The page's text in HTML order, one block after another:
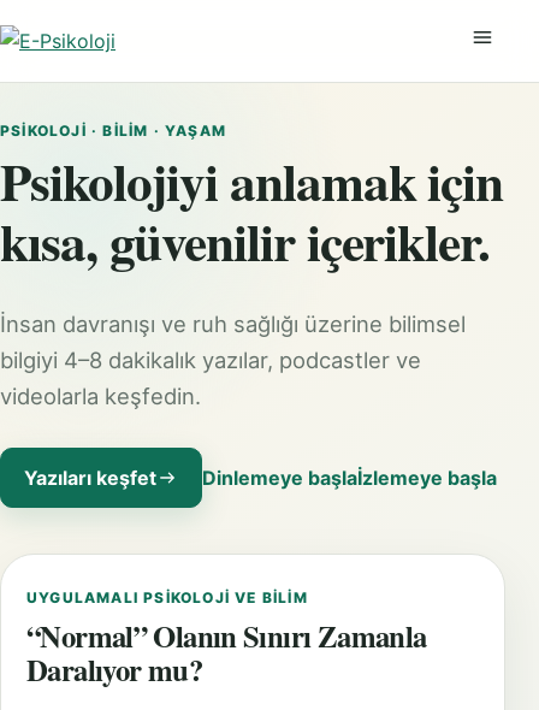
PSIKOLOJI · BILIM · YAŞAM
Psikolojiyi anlamak için
kısa, güvenilir içerikler.
İnsan davranışı ve ruh sağlığı üzerine bilimsel
bilgiyi 4–8 dakikalık yazılar, podcastler ve
videolarla keşfedin.
Yazıları keşfet Dinlemeye başlaİzlemeye başla
UYGULAMALI PSIKOLOJI VE BILIM
“Normal” Olanın Sınırı Zamanla
Daralıyor mu?